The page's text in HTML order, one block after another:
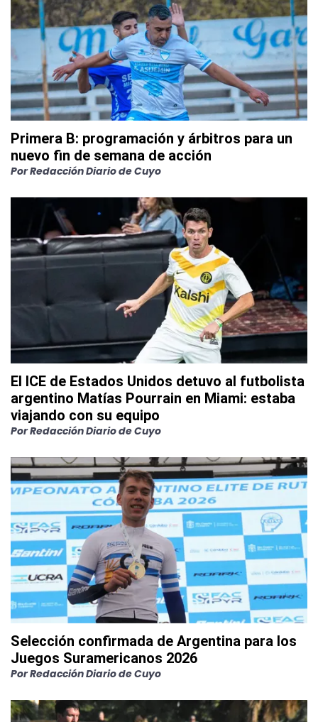
Primera B: programación y árbitros para un
nuevo fin de semana de acción
PorRedacción Diario de Cuyo
El ICE de Estados Unidos detuvo al futbolista
argentino Matías Pourrain en Miami: estaba
viajando con su equipo
PorRedacción Diario de Cuyo
Selección confirmada de Argentina para los
Juegos Suramericanos 2026
PorRedacción Diario de Cuyo